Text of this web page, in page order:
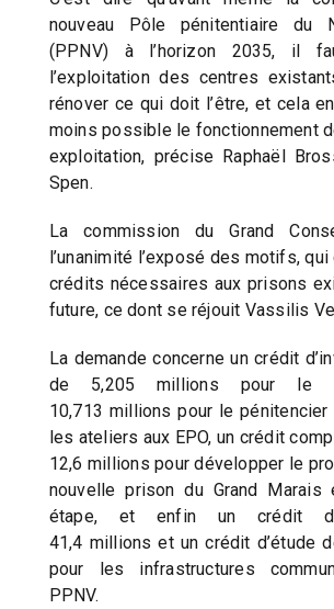
nouveau Pôle pénitentiaire du
(PPNV) à l’horizon 2035, il
l’exploitation des centres
rénover ce qui doit l’être, et cela
moins possible le fonctionnement
exploitation, précise Raphaël
Spen.
La commission du Grand
l’unanimité l’exposé des motifs,
crédits nécessaires aux prisons
future, ce dont se réjouit Vassilis
La demande concerne un crédit
de 5,205 millions pour le
10,713 millions pour le
les ateliers aux EPO, un crédit
12,6 millions pour développer le
nouvelle prison du Grand Marais
étape, et enfin un crédit
41,4 millions et un crédit d’étude
pour les infrastructures
PPNV.